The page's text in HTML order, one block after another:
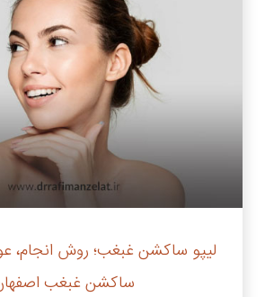
لیپو ساکشن غبغب؛ روش انجام،
ساکشن غبغب